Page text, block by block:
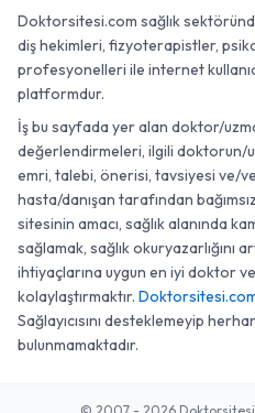
Doktorsitesi.com sağlık
diş hekimleri, fizyoterapistler,
profesyonelleri ile internet
platformdur.
İş bu sayfada yer alan doktor/
değerlendirmeleri, ilgili doktorun/
emri, talebi, önerisi, tavsiyesi ve/
hasta/danışan tarafından
sitesinin amacı, sağlık alanında
sağlamak, sağlık okuryazarlığını
ihtiyaçlarına uygun en iyi doktor
kolaylaştırmaktır.
Sağlayıcısını desteklemeyip
bulunmamaktadır.